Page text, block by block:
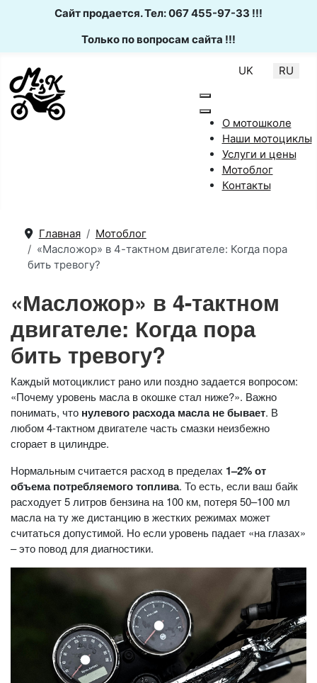
Сайт продается. Тел: 067 455-97-33 !!!
Только по вопросам сайта !!!
Выберите язык
UK RU
О мотошколе
Наши мотоциклы
Услуги и цены
Мотоблог
Контакты
Главная
Мотоблог
«Масложор» в 4-тактном двигателе: Когда пора
бить тревогу?
«Масложор» в 4-тактном
двигателе: Когда пора
бить тревогу?
Каждый мотоциклист рано или поздно задается вопросом:
«Почему уровень масла в окошке стал ниже?». Важно
понимать, что нулевого расхода масла не бывает. В
любом 4-тактном двигателе часть смазки неизбежно
сгорает в цилиндре.
Нормальным считается расход в пределах 1–2% от
объема потребляемого топлива. То есть, если ваш байк
расходует 5 литров бензина на 100 км, потеря 50–100 мл
масла на ту же дистанцию в жестких режимах может
считаться допустимой. Но если уровень падает «на глазах»
– это повод для диагностики.